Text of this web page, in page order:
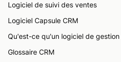
Logiciel de suivi des ventes
Logiciel Capsule CRM
Qu'est-ce qu'un logiciel de
Glossaire CRM